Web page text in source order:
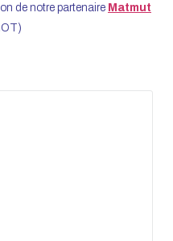
de notre partenaire Matmut